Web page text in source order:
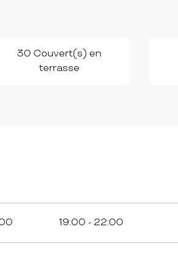
30 Couvert(s) en
terrasse
19:00 - 22:00